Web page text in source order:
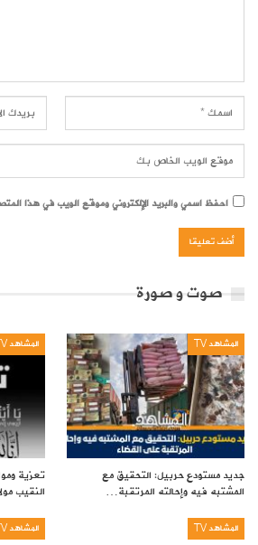
احفظ اسمي والبريد الإلكتروني وموقع الويب في هذا
صوت و صورة
المشاهد TV
جديد مستودع حربيل: التحقيق مع
المشتبه فيه وإحالته المرتقبة…
المشاهد TV
تعزية
النقيب
المشاهد TV المشاهد TV